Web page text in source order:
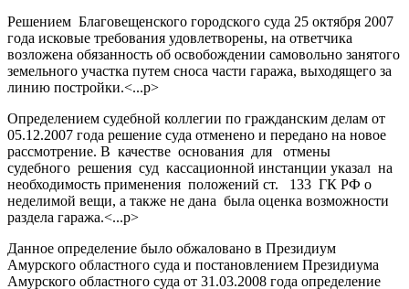
Решением Благовещенского городского суда 25 октября 2007
года исковые требования удовлетворены, на ответчика
возложена обязанность об освобождении самовольно занятого
земельного участка путем сноса части гаража, выходящего за
линию постройки.<...p>
Определением судебной коллегии по гражданским делам от
05.12.2007 года решение суда отменено и передано на новое
рассмотрение. В качестве основания для отмены
судебного решения суд кассационной инстанции указал на
необходимость применения положений ст. 133 ГК РФ о
неделимой вещи, а также не дана была оценка возможности
раздела гаража.<...p>
Данное определение было обжаловано в Президиум
Амурского областного суда и постановлением Президиума
Амурского областного суда от 31.03.2008 года определение